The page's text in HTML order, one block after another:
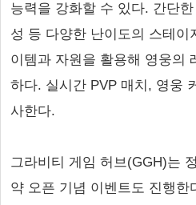
능력을 강화할 수 있다. 간단
성 등 다양한 난이도의 스테이
이템과 자원을 활용해 영웅의
하다. 실시간 PVP 매치, 영웅
사한다.
그라비티 게임 허브(GGH)는
약 오픈 기념 이벤트도 진행한